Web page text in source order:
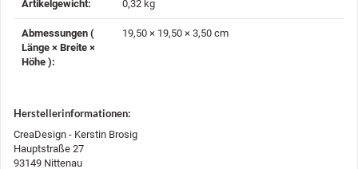
Artikelgewicht‍: 0,32 kg
Abmessungen (
Länge × Breite ×
Höhe )‍:
19,50 × 19,50 × 3,50 cm
Herstellerinformationen:
CreaDesign - Kerstin Brosig
Hauptstraße 27
93149 Nittenau